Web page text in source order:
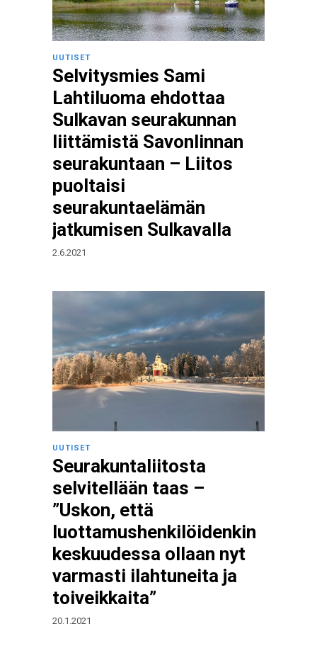
UUTISET
Selvitysmies Sami
Lahtiluoma ehdottaa
Sulkavan seurakunnan
liittämistä Savonlinnan
seurakuntaan – Liitos
puoltaisi
seurakuntaelämän
jatkumisen Sulkavalla
2.6.2021
UUTISET
Seurakuntaliitosta
selvitellään taas –
”Uskon, että
luottamushenkilöidenkin
keskuudessa ollaan nyt
varmasti ilahtuneita ja
toiveikkaita”
20.1.2021